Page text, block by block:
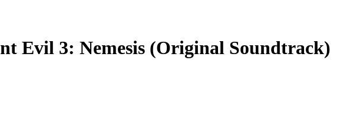
Evil 3: Nemesis (Original Soundtrack)